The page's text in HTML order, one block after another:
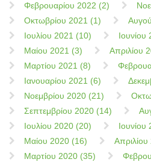
Φεβρουαρίου 2022 (2)
Οκτωβρίου 2021 (1)
Ιουλίου 2021 (10)
Μαίου 2021 (3)
Απριλίου
Μαρτίου 2021 (8)
Ιανουαρίου 2021 (6)
Νοεμβρίου 2020 (21)
Σεπτεμβρίου 2020 (14)
Ιουλίου 2020 (20)
Μαίου 2020 (16)
Μαρτίου 2020 (35)